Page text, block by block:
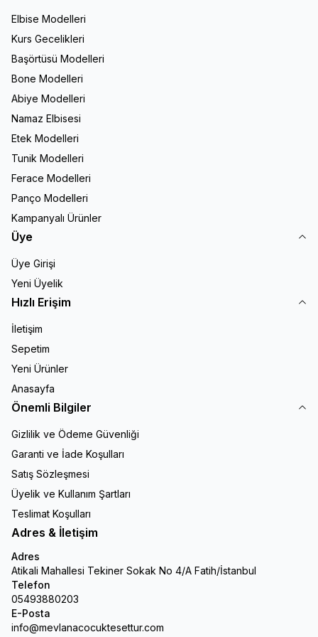
Elbise Modelleri
Kurs Gecelikleri
Başörtüsü Modelleri
Bone Modelleri
Abiye Modelleri
Namaz Elbisesi
Etek Modelleri
Tunik Modelleri
Ferace Modelleri
Panço Modelleri
Kampanyalı Ürünler
Üye
Üye Girişi
Yeni Üyelik
Hızlı Erişim
İletişim
Sepetim
Yeni Ürünler
Anasayfa
Önemli Bilgiler
Gizlilik ve Ödeme Güvenliği
Garanti ve İade Koşulları
Satış Sözleşmesi
Üyelik ve Kullanım Şartları
Teslimat Koşulları
Adres & İletişim
Adres
Atikali Mahallesi Tekiner Sokak No 4/A Fatih/İstanbul
Telefon
05493880203
E-Posta
info@mevlanacocuktesettur.com